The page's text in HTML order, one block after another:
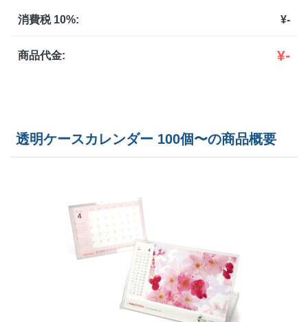
消費税 10%: ¥-
商品代金: ¥-
透明ケースカレンダー 100個〜の商品概要